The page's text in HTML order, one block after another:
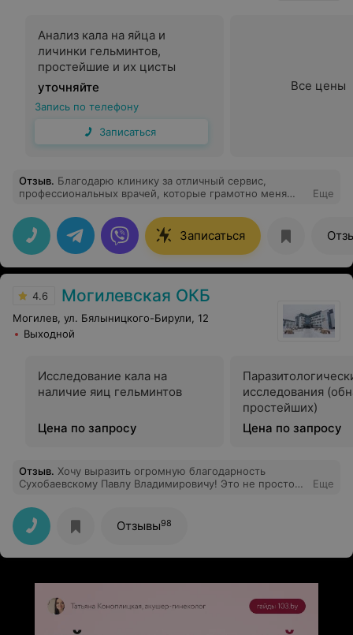
Анализ кала на яйца и
личинки гельминтов,
простейшие и их цисты
уточняйте
Запись по телефону
Записаться
Все цены
Отзыв. Благодарю клинику за отличный сервис,
профессиональных врачей, которые грамотно меня
Еще
Записаться
4.6 Могилевская ОКБ
Могилев, ул. Бялыницкого-Бирули, 12
Выходной
Исследование кала на
наличие яиц гельминтов
Цена по запросу
исследования
простейших)
Цена по запросу
Отзыв. Хочу выразить огромную благодарность
Сухобаевскому Павлу Владимировичу! Это не просто
невероятно добрый, чуткий, внимательный человек. Я
обратилась к нему с серьезной проблемой —
болезнью колена. Павел Владимирович подошел к
лечению с максимальной ответственностью, все
подробно объяснил и помог мне справиться с
поддержку и возвращенную радость движения!
Еще
Отзывы98